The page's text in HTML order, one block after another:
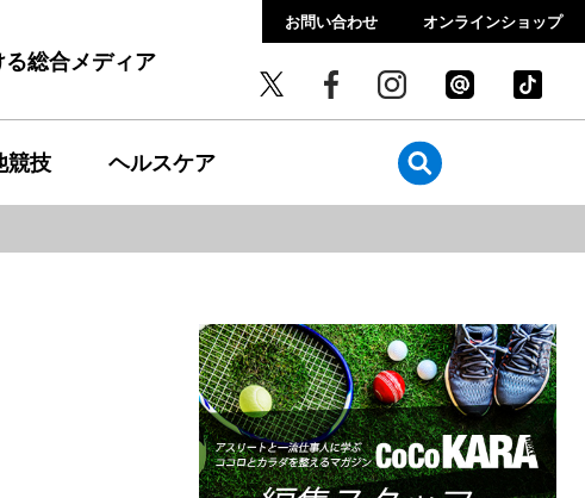
総合メディア
お問い合わせ オンラインショップ
競技 ヘルスケア